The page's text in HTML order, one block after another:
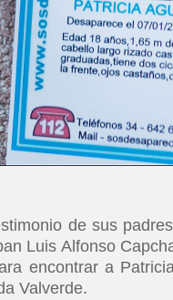
de sus
Luis Alfonso
encontrar a
Valverde.